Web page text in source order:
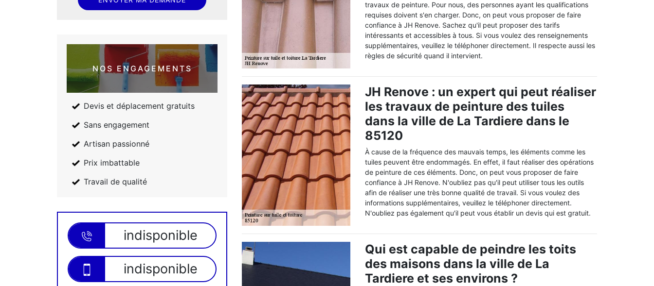
NOS ENGAGEMENTS
Devis et déplacement gratuits
Sans engagement
Artisan passionné
Prix imbattable
Travail de qualité
indisponible
indisponible
travaux de peinture. Pour nous, des personnes ayant les qualifications
requises doivent s'en charger. Donc, on peut vous proposer de faire
confiance à JH Renove. Sachez qu'il peut proposer des tarifs
intéressants et accessibles à tous. Si vous voulez des renseignements
supplémentaires, veuillez le téléphoner directement. Il respecte aussi les
règles de sécurité quand il intervient.
JH Renove : un expert qui peut réaliser
les travaux de peinture des tuiles
dans la ville de La Tardiere dans le
85120
À cause de la fréquence des mauvais temps, les éléments comme les
tuiles peuvent être endommagés. En effet, il faut réaliser des opérations
de peinture de ces éléments. Donc, on peut vous proposer de faire
confiance à JH Renove. N'oubliez pas qu'il peut utiliser tous les outils
afin de réaliser une très bonne qualité de travail. Si vous voulez des
informations supplémentaires, veuillez le téléphoner directement.
N'oubliez pas également qu'il peut vous établir un devis qui est gratuit.
Qui est capable de peindre les toits
des maisons dans la ville de La
Tardiere et ses environs ?